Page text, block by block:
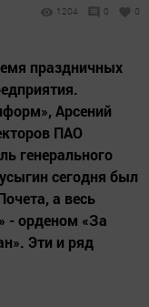
1204 0 0
праздничных
Арсений
ПАО
генерального
сегодня был
а весь
- орденом «За
Эти и ряд